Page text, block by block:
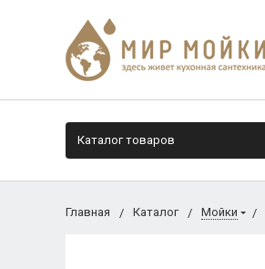
Каталог товаров
Главная Каталог Мойки